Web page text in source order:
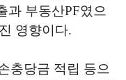
과 부동산PF였으
영향이다.
충당금 적립 등으